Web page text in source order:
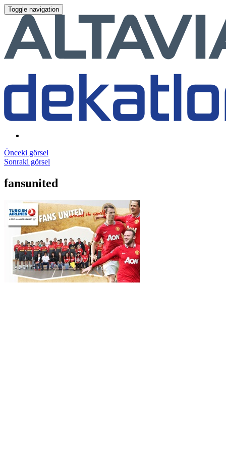
Toggle navigation
Önceki görsel
Sonraki görsel
fansunited